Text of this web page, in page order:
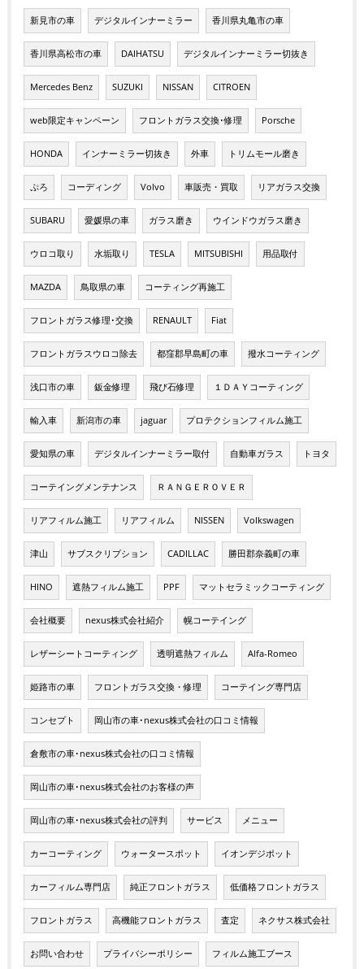
新見市の車 デジタルインナーミラー 香川県丸亀市の車
香川県高松市の車 DAIHATSU デジタルインナーミラー切抜き
Mercedes Benz SUZUKI NISSAN CITROEN
web限定キャンペーン フロントガラス交換･修理 Porsche
HONDA インナーミラー切抜き 外車 トリムモール磨き
ぷろ コーディング Volvo 車販売・買取 リアガラス交換
SUBARU 愛媛県の車 ガラス磨き ウインドウガラス磨き
ウロコ取り 水垢取り TESLA MITSUBISHI 用品取付
MAZDA 鳥取県の車 コーティング再施工
フロントガラス修理･交換 RENAULT Fiat
フロントガラスウロコ除去 都窪郡早島町の車 撥水コーティング
浅口市の車 鈑金修理 飛び石修理 １ＤＡＹコーティング
輸入車 新潟市の車 jaguar プロテクションフィルム施工
愛知県の車 デジタルインナーミラー取付 自動車ガラス トヨタ
コーテイングメンテナンス ＲＡＮＧＥＲＯＶＥＲ
リアフィルム施工 リアフィルム NISSEN Volkswagen
津山 サブスクリプション CADILLAC 勝田郡奈義町の車
HINO 遮熱フィルム施工 PPF マットセラミックコーティング
会社概要 nexus株式会社紹介 幌コーテイング
レザーシートコーティング 透明遮熱フィルム Alfa-Romeo
姫路市の車 フロントガラス交換・修理 コーテイング専門店
コンセプト 岡山市の車･nexus株式会社の口コミ情報
倉敷市の車･nexus株式会社の口コミ情報
岡山市の車･nexus株式会社のお客様の声
岡山市の車･nexus株式会社の評判 サービス メニュー
カーコーティング ウォータースポット イオンデジポット
カーフィルム専門店 純正フロントガラス 低価格フロントガラス
フロントガラス 高機能フロントガラス 査定 ネクサス株式会社
お問い合わせ プライバシーポリシー フィルム施工ブース